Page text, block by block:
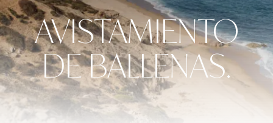
AVISTAMIENTO
DE BALLENAS.